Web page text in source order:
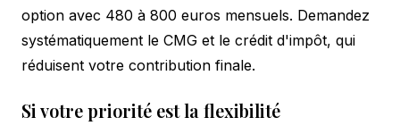
option avec 480 à 800 euros mensuels. Demandez
systématiquement le CMG et le crédit d'impôt, qui
réduisent votre contribution finale.
Si votre priorité est la flexibilité